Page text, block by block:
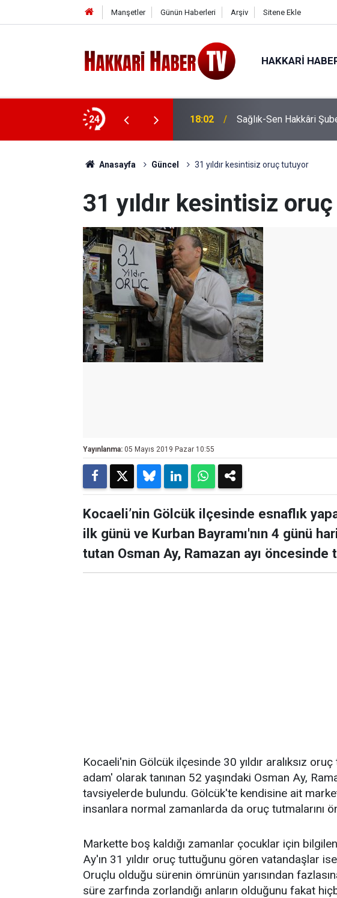
Manşetler Günün Haberleri Arşiv Sitene Ekle
HAKKARI
24 18:02 Sağlık-Sen Hakkâri
Anasayfa Güncel 31 yıldır kesintisiz oruç tutuyor
31 yıldır kesintisiz
Yayınlanma: 05 Mayıs 2019 Pazar 10:55
Kocaeli’nin Gölcük ilçesinde esnaflık
ilk günü ve Kurban Bayramı'nın 4 günü
tutan Osman Ay, Ramazan ayı
Kocaeli'nin Gölcük ilçesinde 30 yıldır aralıksız
adam' olarak tanınan 52 yaşındaki Osman Ay,
tavsiyelerde bulundu. Gölcük'te kendisine ait
insanlara normal zamanlarda da oruç tutmalarını
Markette boş kaldığı zamanlar çocuklar için
Ay'ın 31 yıldır oruç tuttuğunu gören vatandaşlar ise
Oruçlu olduğu sürenin ömrünün yarısından
süre zarfında zorlandığı anların olduğunu fakat